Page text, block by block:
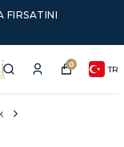
FIRSATINI
0 TR